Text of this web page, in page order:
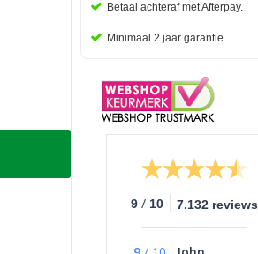
Betaal achteraf met Afterpay.
Minimaal 2 jaar garantie.
9 / 10 7.132 reviews